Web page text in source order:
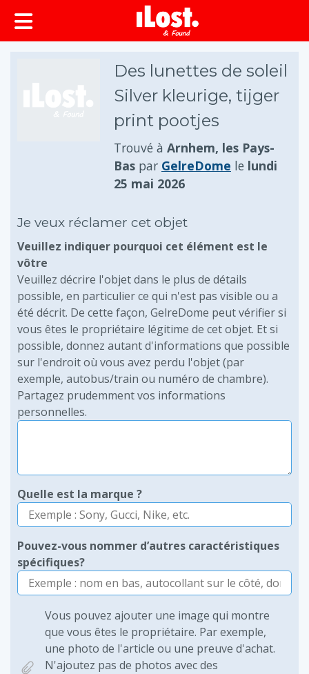
principal
Des lunettes de soleil
Silver kleurige, tijger
print pootjes
Trouvé à Arnhem, les Pays-
Bas par GelreDome le lundi
25 mai 2026
Je veux réclamer cet objet
Veuillez indiquer pourquoi cet élément est le
vôtre
Veuillez décrire l'objet dans le plus de détails
possible, en particulier ce qui n'est pas visible ou a
été décrit. De cette façon, GelreDome peut vérifier si
vous êtes le propriétaire légitime de cet objet. Et si
possible, donnez autant d'informations que possible
sur l'endroit où vous avez perdu l'objet (par
exemple, autobus/train ou numéro de chambre).
Partagez prudemment vos informations
personnelles.
Quelle est la marque ?
Pouvez-vous nommer d’autres caractéristiques
spécifiques?
Vous pouvez ajouter une image qui montre
que vous êtes le propriétaire. Par exemple,
une photo de l'article ou une preuve d'achat.
N'ajoutez pas de photos avec des